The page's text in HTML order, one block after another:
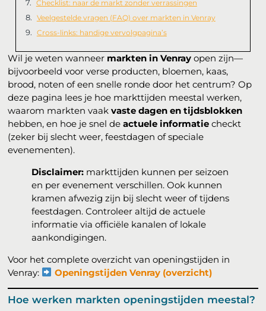
Wil je weten wanneer markten in Venray open zijn—
bijvoorbeeld voor verse producten, bloemen, kaas,
brood, noten of een snelle ronde door het centrum? Op
deze pagina lees je hoe markttijden meestal werken,
waarom markten vaakvaste dagen en tijdsblokken
hebben, en hoe je snel deactuele informatie checkt
(zeker bij slecht weer, feestdagen of speciale
evenementen).
Disclaimer: markttijden kunnen per seizoen
en per evenement verschillen. Ook kunnen
kramen afwezig zijn bij slecht weer of tijdens
feestdagen. Controleer altijd de actuele
informatie via officiële kanalen of lokale
aankondigingen.
Voor het complete overzicht van openingstijden in
Venray:
Openingstijden Venray (overzicht)
Hoe werken markten openingstijden meestal?
Checklist: naar de markt zonder verrassingen
Veelgestelde vragen (FAQ) over markten in Venray
Cross-links: handige vervolgpagina’s